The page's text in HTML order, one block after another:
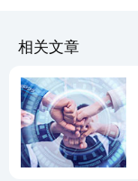
相关文章